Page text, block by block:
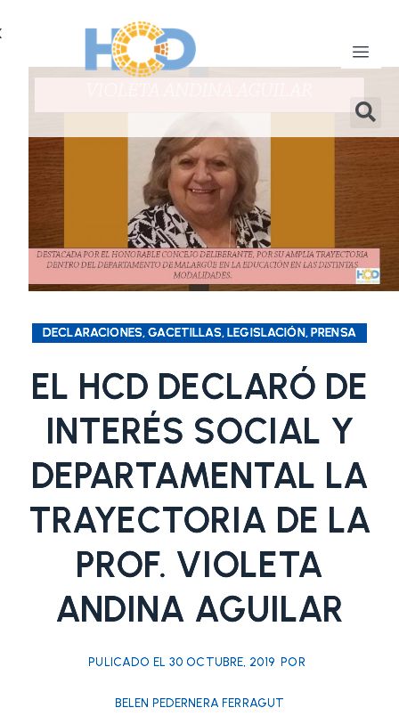
DECLARACIONES, GACETILLAS, LEGISLACIÓN, PRENSA
EL HCD DECLARÓ DE
INTERÉS SOCIAL Y
DEPARTAMENTAL LA
TRAYECTORIA DE LA
PROF. VIOLETA
ANDINA AGUILAR
PULICADO EL 30 OCTUBRE, 2019 POR
BELEN PEDERNERA FERRAGUT